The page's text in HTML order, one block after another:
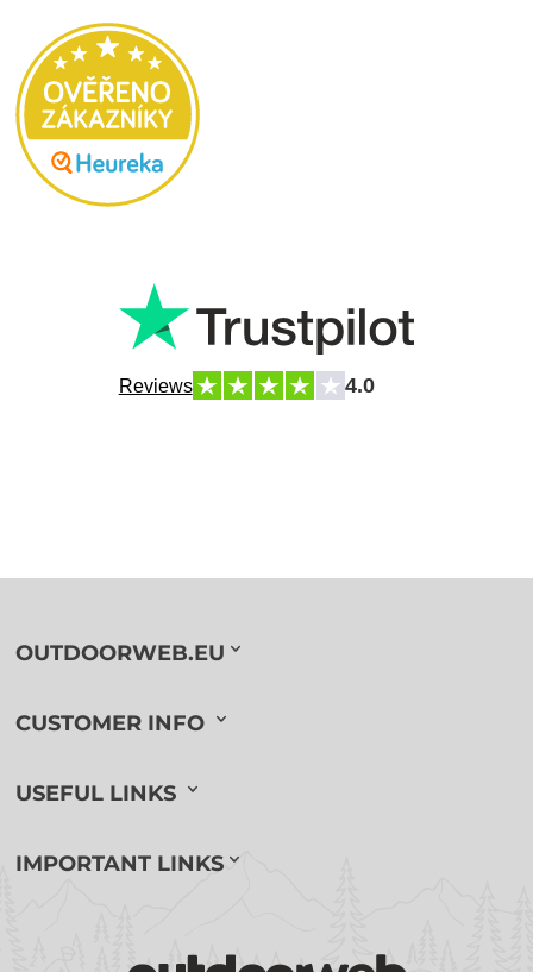
Reviews 4.0
OUTDOORWEB.EU
CUSTOMER INFO
USEFUL LINKS
IMPORTANT LINKS